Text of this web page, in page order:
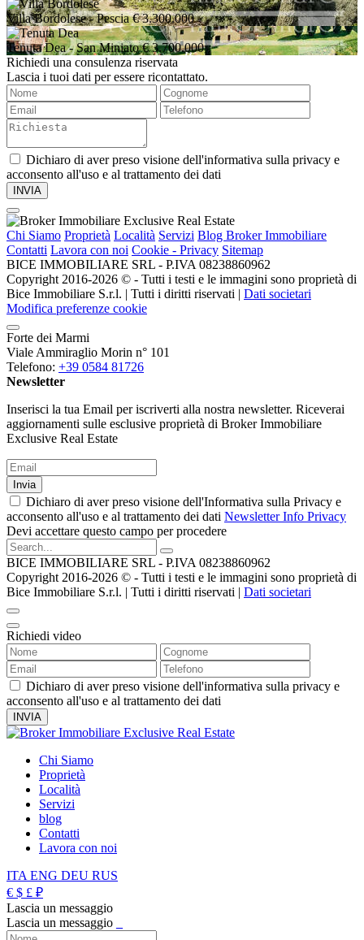
Villa Bordolese- Pescia € 3.300.000
Tenuta Dea- San Miniato € 3.700.000
Richiedi una consulenza riservata
Lascia i tuoi dati per essere ricontattato.
Dichiaro di aver preso visione dell'informativa sulla privacy e
acconsento all'uso e al trattamento dei dati
Chi Siamo Proprietà Località Servizi Blog Broker Immobiliare
Contatti Lavora con noi Cookie - Privacy Sitemap
BICE IMMOBILIARE SRL - P.IVA 08238860962
Copyright 2016-2026 ©️ - Tutti i testi e le immagini sono proprietà di
Bice Immobiliare S.r.l. | Tutti i diritti riservati | Dati societari
Modifica preferenze cookie
Forte dei Marmi
Viale Ammiraglio Morin n° 101
Telefono: +39 0584 81726
Newsletter
Inserisci la tua Email per iscriverti alla nostra newsletter. Riceverai
aggiornamenti sulle esclusive proprietà di Broker Immobiliare
Exclusive Real Estate
Invia
Dichiaro di aver preso visione dell'Informativa sulla Privacy e
acconsento all'uso e al trattamento dei dati Newsletter Info Privacy
Devi accettare questo campo per procedere
BICE IMMOBILIARE SRL - P.IVA 08238860962
Copyright 2016-2026 ©️ - Tutti i testi e le immagini sono proprietà di
Bice Immobiliare S.r.l. | Tutti i diritti riservati | Dati societari
Richiedi video
Dichiaro di aver preso visione dell'informativa sulla privacy e
acconsento all'uso e al trattamento dei dati
Chi Siamo
Proprietà
Località
Servizi
blog
Contatti
Lavora con noi
ITA ENG DEU RUS
€ $ £ ₽
Lascia un messaggio
Lascia un messaggio